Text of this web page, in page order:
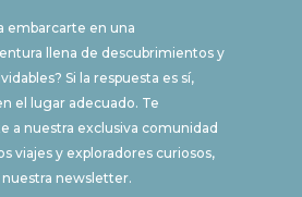
embarcarte en una
llena de descubrimientos y
Si la respuesta es sí,
el lugar adecuado. Te
a nuestra exclusiva comunidad
viajes y exploradores curiosos,
newsletter.